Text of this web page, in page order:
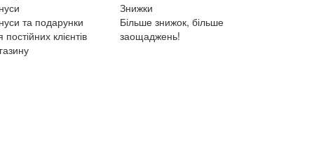
та подарунки
постійних клієнтів
Знижки
Більше знижок, більше
заощаджень!